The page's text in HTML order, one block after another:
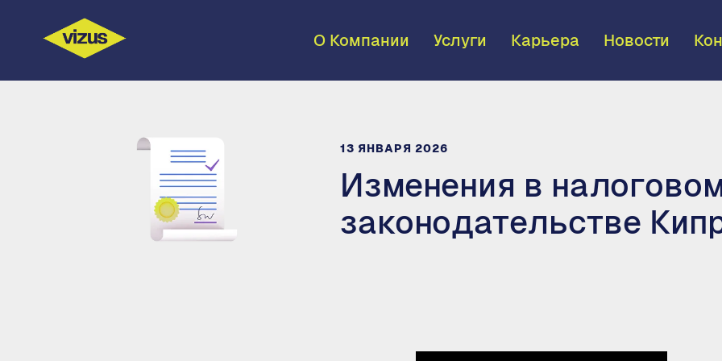
О Компании Услуги Карьера Новости
13 ЯНВАРЯ 2026
Изменения в
законодательстве